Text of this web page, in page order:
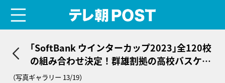
｢SoftBank ウインターカップ2023｣全120校
の組み合わせ決定！群雄割拠の高校バスケ、
各ブロックの見どころ紹介
（写真ギャラリー 13/19）